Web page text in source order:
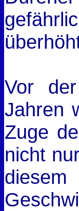
Vor
Jahren
Zuge
nicht